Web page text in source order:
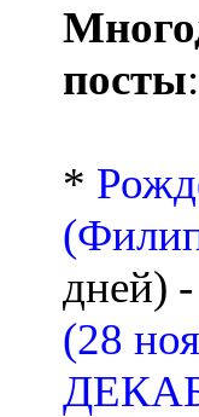
посты:
*
дней)
(28